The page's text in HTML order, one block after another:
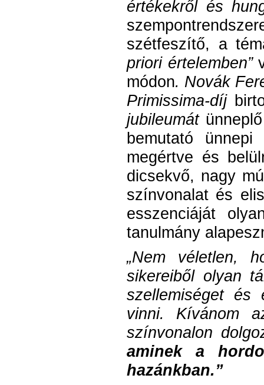
értékekről és
szétfeszítő, a
priori értelemben”
módon. Novák
Primissima-díj
jubileumát
bemutató ünnepi
megértve és
dicsekvő, nagy
színvonalat és
esszenciáját
tanulmány
„Nem véletlen,
sikereiből olyan
szellemiséget és
vinni. Kívánom
színvonalon
aminek a
hazánkban.”